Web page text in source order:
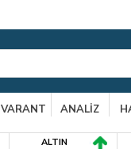
VARANT ANALİZ
ALTIN